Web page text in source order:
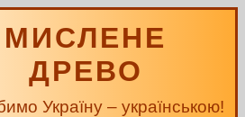
МИСЛЕНЕ
ДРЕВО
Україну – українською!